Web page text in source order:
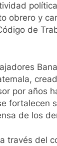
obrero y
de
por años
fortalecen
de los
través del